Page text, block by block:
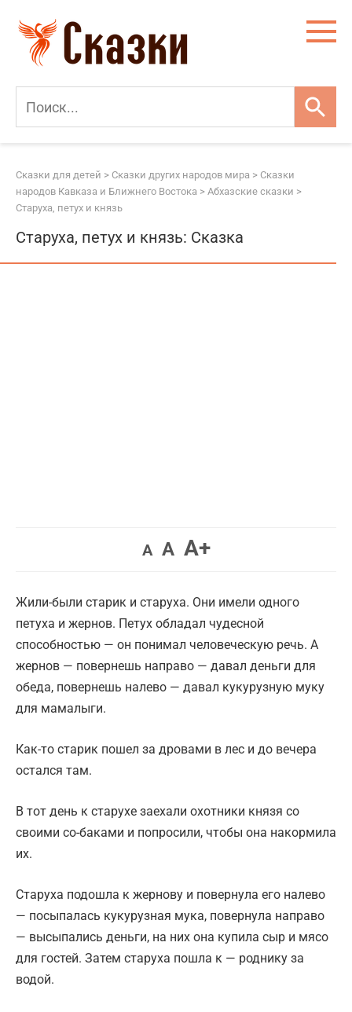
контенту
Сказки для детей > Сказки других народов мира > Сказки
народов Кавказа и Ближнего Востока > Абхазские сказки >
Старуха, петух и князь
Старуха, петух и князь: Сказка
AУменьшить
AВернуть
A+Увеличить
Жили-были старик и старуха. Они имели одного
петуха и жернов. Петух обладал чудесной
способностью — он понимал человеческую речь. А
жернов — повернешь направо — давал деньги для
обеда, повернешь налево — давал кукурузную муку
для мамалыги.
Как-то старик пошел за дровами в лес и до вечера
остался там.
В тот день к старухе заехали охотники князя со
своими со-баками и попросили, чтобы она накормила
их.
Старуха подошла к жернову и повернула его налево
— посыпалась кукурузная мука, повернула направо
— высыпались деньги, на них она купила сыр и мясо
для гостей. Затем старуха пошла к — роднику за
водой.